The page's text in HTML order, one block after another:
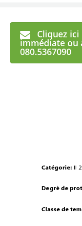
Cliquez
immédiate ou
080.5367090
Catégorie: II
Degrè de
Classe de